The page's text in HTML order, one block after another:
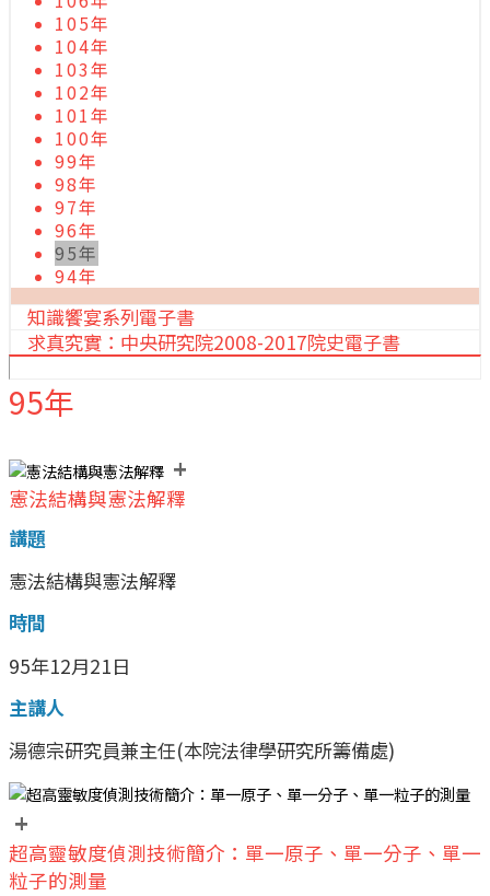
105年
104年
103年
102年
101年
100年
99年
98年
97年
96年
95年
94年
知識饗宴系列電子書
求真究實：中央研究院2008-2017院史電子書
95年
+
憲法結構與憲法解釋
講題
憲法結構與憲法解釋
時間
95年12月21日
主講人
湯德宗研究員兼主任(本院法律學研究所籌備處)
+
超高靈敏度偵測技術簡介：單一原子、單一分子、單一
粒子的測量